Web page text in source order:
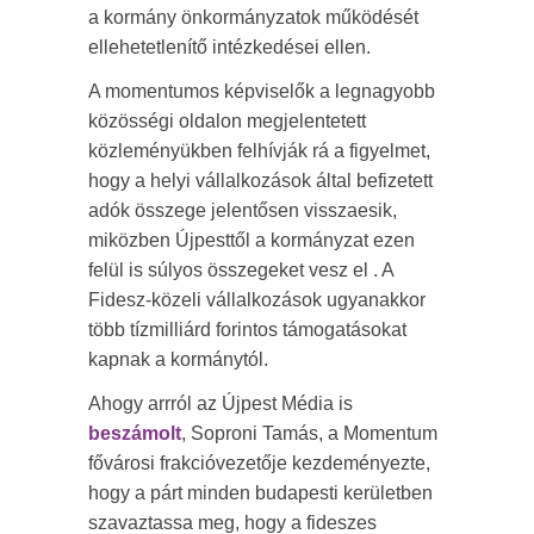
a kormány önkormányzatok működését
ellehetetlenítő intézkedései ellen.
A momentumos képviselők a legnagyobb
közösségi oldalon megjelentetett
közleményükben felhívják rá a figyelmet,
hogy a helyi vállalkozások által befizetett
adók összege jelentősen visszaesik,
miközben Újpesttől a kormányzat ezen
felül is súlyos összegeket vesz el . A
Fidesz-közeli vállalkozások ugyanakkor
több tízmilliárd forintos támogatásokat
kapnak a kormánytól.
Ahogy arrról az Újpest Média is
beszámolt, Soproni Tamás, a Momentum
fővárosi frakcióvezetője kezdeményezte,
hogy a párt minden budapesti kerületben
szavaztassa meg, hogy a fideszes